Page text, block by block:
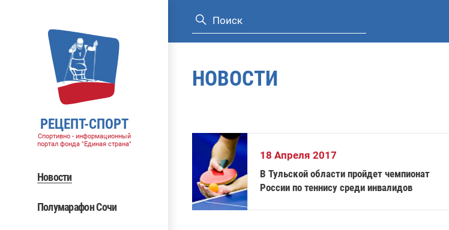
РЕЦЕПТ-СПОРТ
Спортивно - информационный
портал фонда "Единая страна"
Новости
Полумарафон Сочи
НОВОСТИ
18 Апреля 2017
В Тульской области пройдет чемпионат
России по теннису среди инвалидов